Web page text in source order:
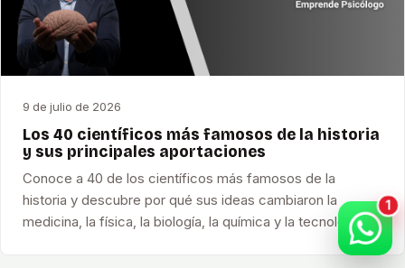
9 de julio de 2026
Los 40 científicos más famosos de la historia
y sus principales aportaciones
Conoce a 40 de los científicos más famosos de la
historia y descubre por qué sus ideas cambiaron la
medicina, la física, la biología, la química y la tecnología.